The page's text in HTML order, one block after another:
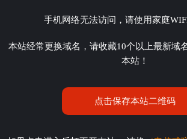
手机网络无法访问，请使用家庭
本站经常更换域名，请收藏10个以上最新域
本站！
点击保存本站二维码